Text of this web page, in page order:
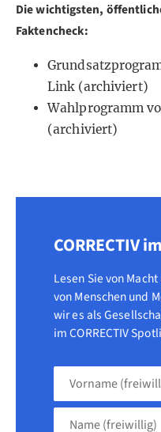
Die wichtigsten,
Faktencheck:
Link(archiviert)
Wahlprogramm
(archiviert)
CORRECTIV
Lesen Sie von
von Menschen und
wir es als
im CORRECTIV
Vorname
Name